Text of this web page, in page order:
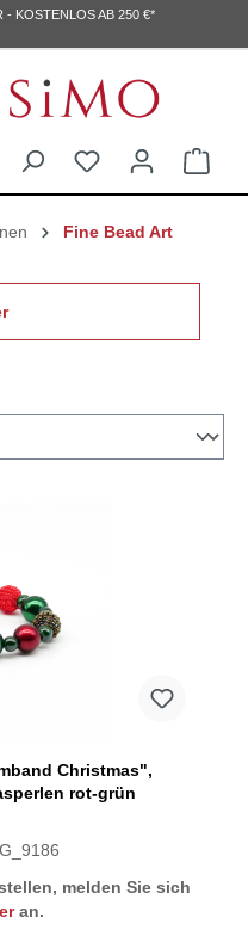
- KOSTENLOS AB 250 €*
Fine Bead Art
Christmas",
rot-grün
melden Sie sich
an.